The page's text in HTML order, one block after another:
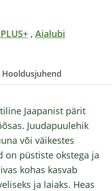
, Aialubi
Hooldusjuhend
Jaapanist pärit
Juudapuulehik
või väikestes
on püstiste okstega ja
kohas kasvab
ja laiaks. Heas